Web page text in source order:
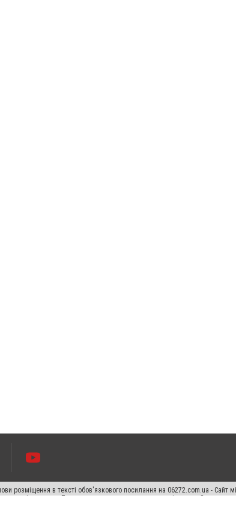
розміщення в тексті обов'язкового посилання на 06272.com.ua - Сайт
в якості джерела. Порушення виняткових прав переслідується Законом.